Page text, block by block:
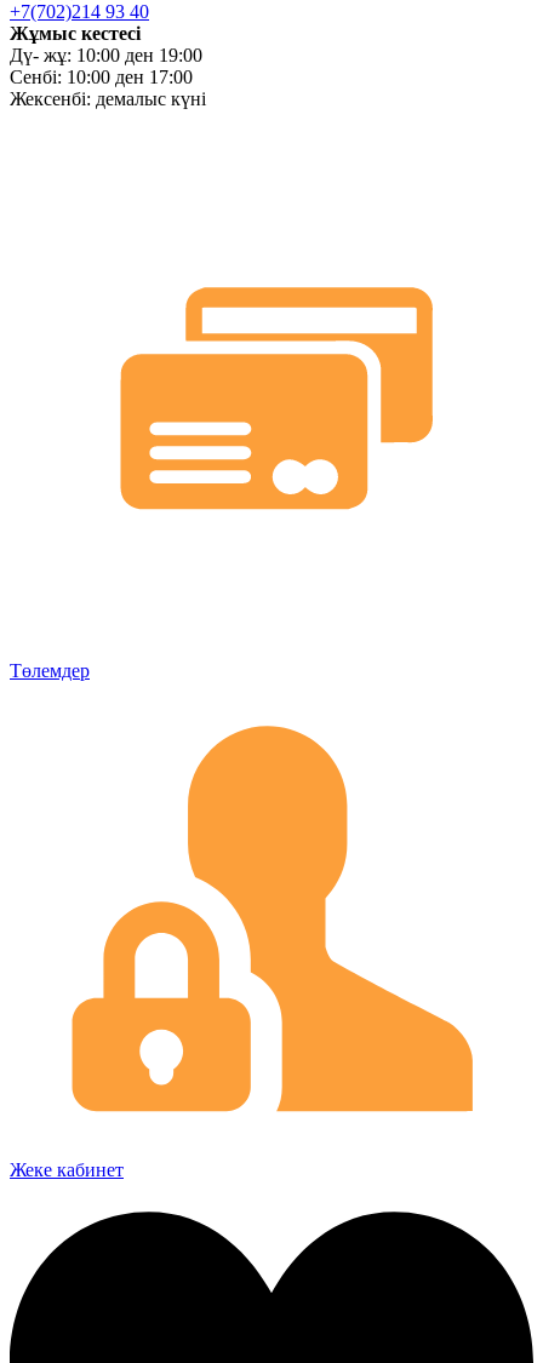
+7(702)214 93 40
Жұмыс кестесі
Дү- жұ: 10:00 ден 19:00
Сенбі: 10:00 ден 17:00
Жексенбі: демалыс күні
Төлемдер
Жеке кабинет